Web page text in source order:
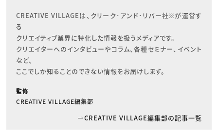
CREATIVE VILLAGEは、クリーク･アンド･リバー社※が運営す
る
クリエイティブ業界に特化した情報を扱うメディアです。
クリエイターへのインタビューやコラム、各種セミナー、イベント
など、
ここでしか知ることのできない情報をお届けします。
監修
CREATIVE VILLAGE編集部
CREATIVE VILLAGE編集部の記事一覧